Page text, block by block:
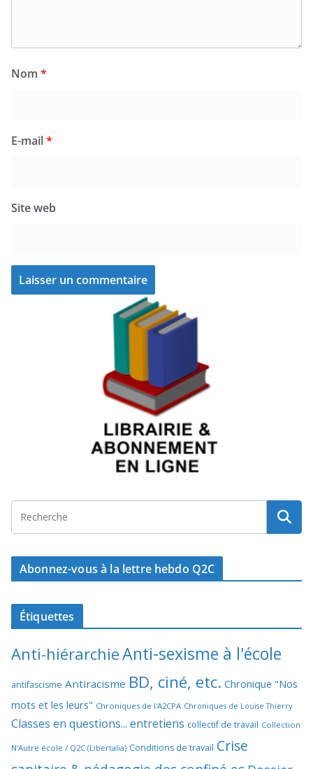
Nom *
E-mail*
Site web
Abonnez-vous à la lettre hebdo Q2C
Étiquettes
Anti-hiérarchieAnti-sexisme à l'école
antifascisme Antiracisme BD, ciné, etc. Chronique "Nos
mots et les leurs" Chroniques de l'A2CPA Chroniques de Louise Thierry
Classes en questions... entretiens collectif de travail Collection
N'Autre école / Q2C (Libertalia) Conditions de travail Crise